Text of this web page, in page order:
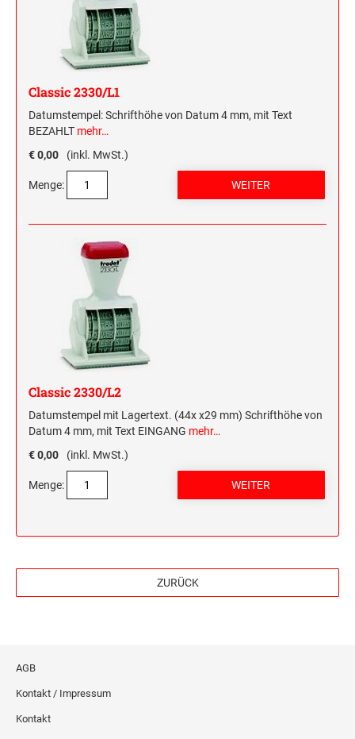
Classic 2330/L1
Datumstempel: Schrifthöhe von Datum 4 mm, mit Text
BEZAHLT mehr…
€ 0,00
(inkl. MwSt.)
Menge:
Classic 2330/L2
Datumstempel mit Lagertext. (44x x29 mm) Schrifthöhe von
Datum 4 mm, mit Text EINGANG mehr…
€ 0,00
(inkl. MwSt.)
Menge:
ZURÜCK
AGB
Kontakt / Impressum
Kontakt